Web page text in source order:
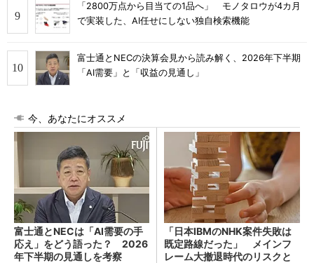
「2800万点から目当ての1品へ」 モノタロウが4カ月
で実装した、AI任せにしない独自検索機能
富士通とNECの決算会見から読み解く、2026年下半期
「AI需要」と「収益の見通し」
今、あなたにオススメ
富士通とNECは「AI需要の手
応え」をどう語った？ 2026
年下半期の見通しを考察
「日本IBMのNHK案件失敗は
既定路線だった」 メインフ
レーム大撤退時代のリスクと